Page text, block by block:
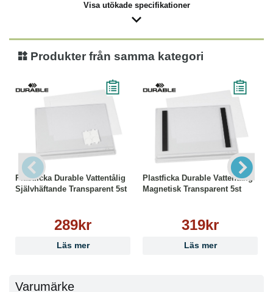
Visa utökade specifikationer
Produkter från samma kategori
Plastficka Durable Vattentålig
Självhäftande Transparent 5st
289kr
Läs mer
Plastficka Durable Vattentålig
Magnetisk Transparent 5st
319kr
Läs mer
Varumärke